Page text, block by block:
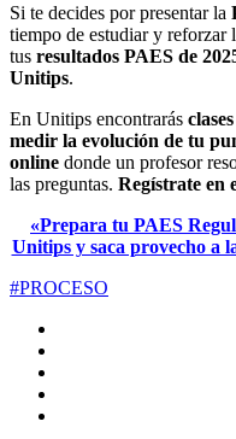
Si te decides por presentar la
tiempo de estudiar y reforzar
tus resultados PAES de
Unitips.
En Unitips encontrarás
medir la evolución de tu
online donde un profesor
las preguntas. Regístrate en
«Prepara tu PAES
Unitips y saca provecho a
#PROCESO